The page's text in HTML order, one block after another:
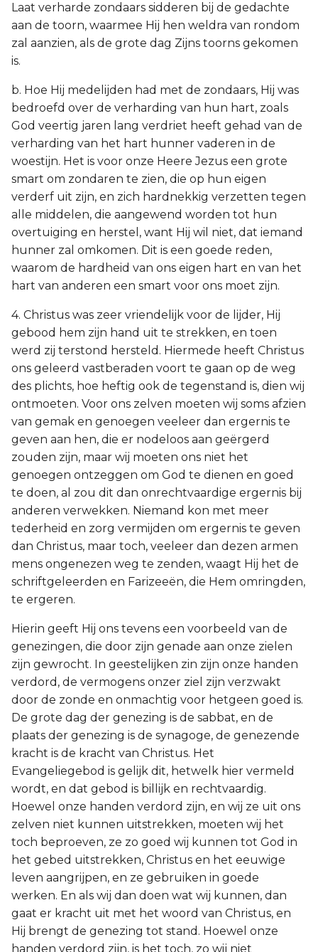
Laat verharde zondaars sidderen bij de gedachte
aan de toorn, waarmee Hij hen weldra van rondom
zal aanzien, als de grote dag Zijns toorns gekomen
is.
b. Hoe Hij medelijden had met de zondaars, Hij was
bedroefd over de verharding van hun hart, zoals
God veertig jaren lang verdriet heeft gehad van de
verharding van het hart hunner vaderen in de
woestijn. Het is voor onze Heere Jezus een grote
smart om zondaren te zien, die op hun eigen
verderf uit zijn, en zich hardnekkig verzetten tegen
alle middelen, die aangewend worden tot hun
overtuiging en herstel, want Hij wil niet, dat iemand
hunner zal omkomen. Dit is een goede reden,
waarom de hardheid van ons eigen hart en van het
hart van anderen een smart voor ons moet zijn.
4. Christus was zeer vriendelijk voor de lijder, Hij
gebood hem zijn hand uit te strekken, en toen
werd zij terstond hersteld. Hiermede heeft Christus
ons geleerd vastberaden voort te gaan op de weg
des plichts, hoe heftig ook de tegenstand is, dien wij
ontmoeten. Voor ons zelven moeten wij soms afzien
van gemak en genoegen veeleer dan ergernis te
geven aan hen, die er nodeloos aan geërgerd
zouden zijn, maar wij moeten ons niet het
genoegen ontzeggen om God te dienen en goed
te doen, al zou dit dan onrechtvaardige ergernis bij
anderen verwekken. Niemand kon met meer
tederheid en zorg vermijden om ergernis te geven
dan Christus, maar toch, veeleer dan dezen armen
mens ongenezen weg te zenden, waagt Hij het de
schriftgeleerden en Farizeeën, die Hem omringden,
te ergeren.
Hierin geeft Hij ons tevens een voorbeeld van de
genezingen, die door zijn genade aan onze zielen
zijn gewrocht. In geestelijken zin zijn onze handen
verdord, de vermogens onzer ziel zijn verzwakt
door de zonde en onmachtig voor hetgeen goed is.
De grote dag der genezing is de sabbat, en de
plaats der genezing is de synagoge, de genezende
kracht is de kracht van Christus. Het
Evangeliegebod is gelijk dit, hetwelk hier vermeld
wordt, en dat gebod is billijk en rechtvaardig.
Hoewel onze handen verdord zijn, en wij ze uit ons
zelven niet kunnen uitstrekken, moeten wij het
toch beproeven, ze zo goed wij kunnen tot God in
het gebed uitstrekken, Christus en het eeuwige
leven aangrijpen, en ze gebruiken in goede
werken. En als wij dan doen wat wij kunnen, dan
gaat er kracht uit met het woord van Christus, en
Hij brengt de genezing tot stand. Hoewel onze
handen verdord zijn, is het toch, zo wij niet